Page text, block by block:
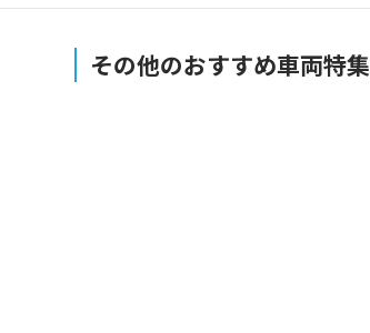
その他のおすすめ車両特集